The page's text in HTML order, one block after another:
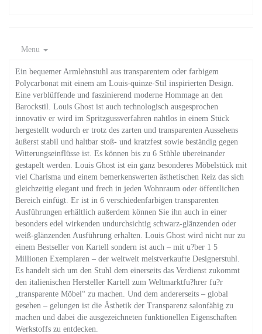
Menu
Ein bequemer Armlehnstuhl aus transparentem oder farbigem
Polycarbonat mit einem am Louis-quinze-Stil inspirierten Design.
Eine verblüffende und faszinierend moderne Hommage an den
Barockstil. Louis Ghost ist auch technologisch ausgesprochen
innovativ er wird im Spritzgussverfahren nahtlos in einem Stück
hergestellt wodurch er trotz des zarten und transparenten Aussehens
äußerst stabil und haltbar stoß- und kratzfest sowie beständig gegen
Witterungseinflüsse ist. Es können bis zu 6 Stühle übereinander
gestapelt werden. Louis Ghost ist ein ganz besonderes Möbelstück mit
viel Charisma und einem bemerkenswerten ästhetischen Reiz das sich
gleichzeitig elegant und frech in jeden Wohnraum oder öffentlichen
Bereich einfügt. Er ist in 6 verschiedenfarbigen transparenten
Ausführungen erhältlich außerdem können Sie ihn auch in einer
besonders edel wirkenden undurchsichtig schwarz-glänzenden oder
weiß-glänzenden Ausführung erhalten. Louis Ghost wird nicht nur zu
einem Bestseller von Kartell sondern ist auch – mit u?ber 1 5
Millionen Exemplaren – der weltweit meistverkaufte Designerstuhl.
Es handelt sich um den Stuhl dem einerseits das Verdienst zukommt
den italienischen Hersteller Kartell zum Weltmarktfu?hrer fu?r
„transparente Möbel“ zu machen. Und dem andererseits – global
gesehen – gelungen ist die Ästhetik der Transparenz salonfähig zu
machen und dabei die ausgezeichneten funktionellen Eigenschaften
Werkstoffs zu entdecken.